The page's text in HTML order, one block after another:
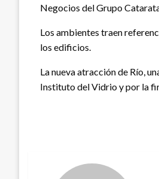
Negocios del Grupo
Los ambientes traen
los edificios.
La nueva atracción de Río,
Instituto del Vidrio y por la